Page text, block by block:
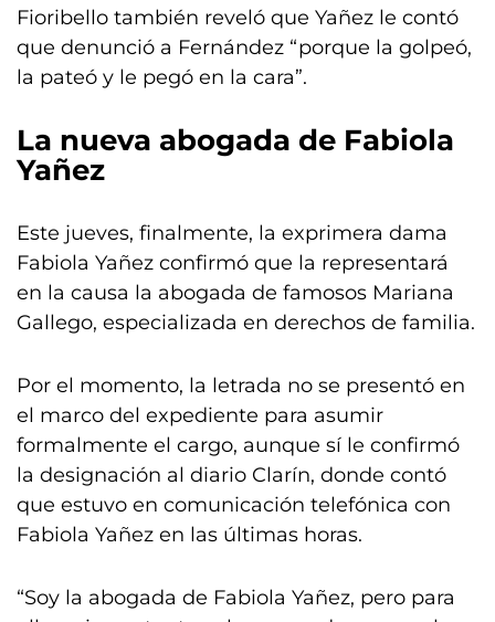
Fioribello también reveló que Yañez le contó
que denunció a Fernández “porque la golpeó,
la pateó y le pegó en la cara”.
La nueva abogada de Fabiola
Yañez
Este jueves, finalmente, la exprimera dama
Fabiola Yañez confirmó que la representará
en la causa la abogada de famosos Mariana
Gallego, especializada en derechos de familia.
Por el momento, la letrada no se presentó en
el marco del expediente para asumir
formalmente el cargo, aunque sí le confirmó
la designación al diario Clarín, donde contó
que estuvo en comunicación telefónica con
Fabiola Yañez en las últimas horas.
“Soy la abogada de Fabiola Yañez, pero para